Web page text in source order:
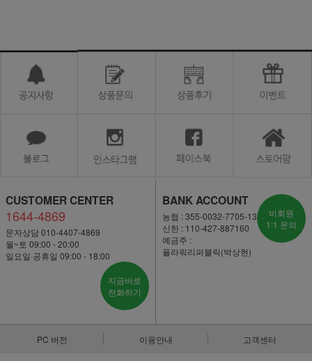
CUSTOMER CENTER
1644-4869
문자상담 010-4407-4869
월~토 09:00 - 20:00
일요일·공휴일 09:00 - 18:00
지금바로
전화하기
BANK ACCOUNT
농협 : 355-0032-7705-13
신한 : 110-427-887160
예금주 :
플라워리퍼블릭(박상현)
비회원
1:1 문의
PC 버전 이용안내 고객센터